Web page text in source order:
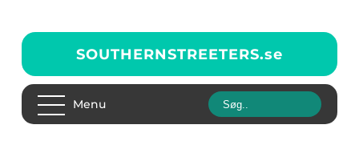
SOUTHERNSTREETERS.se
Menu